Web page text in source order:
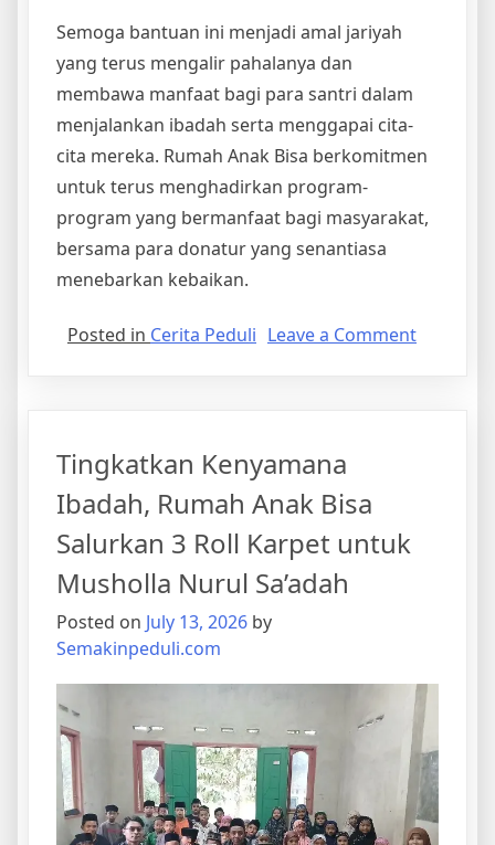
Semoga bantuan ini menjadi amal jariyah
yang terus mengalir pahalanya dan
membawa manfaat bagi para santri dalam
menjalankan ibadah serta menggapai cita-
cita mereka. Rumah Anak Bisa berkomitmen
untuk terus menghadirkan program-
program yang bermanfaat bagi masyarakat,
bersama para donatur yang senantiasa
menebarkan kebaikan.
Posted in Cerita Peduli Leave a Commenton
Tingkatkan Kenyamana
Ibadah, Rumah Anak Bisa
Salurkan 3 Roll Karpet untuk
Musholla Nurul Sa’adah
Posted on July 13, 2026 by
Semakinpeduli.com